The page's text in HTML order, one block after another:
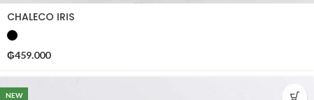
CHALECO IRIS
₲459.000
NEW